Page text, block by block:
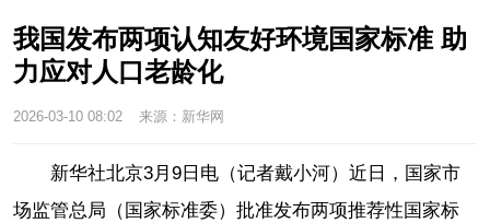
我国发布两项认知友好环境国家标准 助
力应对人口老龄化
2026-03-10 08:02 来源：新华网
新华社北京3月9日电（记者戴小河）近日，国家市
场监管总局（国家标准委）批准发布两项推荐性国家标